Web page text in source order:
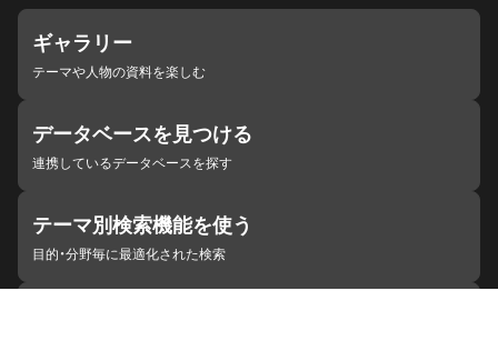
ギャラリー
テーマや人物の資料を楽しむ
データベースを見つける
連携しているデータベースを探す
テーマ別検索機能を使う
目的・分野毎に最適化された検索